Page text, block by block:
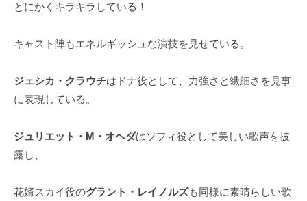
とにかくキラキラしている！
キャスト陣もエネルギッシュな演技を見せている。
ジェシカ・クラウチはドナ役として、力強さと繊細さを見事
に表現している。
ジュリエット・M・オヘダはソフィ役として美しい歌声を披
露し、
花婿スカイ役のグラント・レイノルズも同様に素晴らしい歌